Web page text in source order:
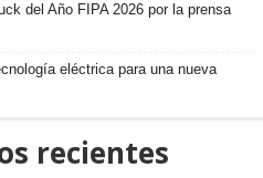
del Año FIPA 2026 por la prensa
eléctrica para una nueva
recientes